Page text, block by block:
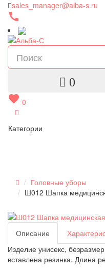
sales_manager@alba-s.ru
call
0
favorite 0
Категории
Головные уборы
Ш012 Шапка
Описание
Изделие унисекс,
вставлена резинка. Длина